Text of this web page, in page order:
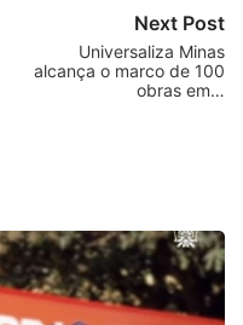
Next Post
Universaliza Minas
alcança o marco de 100
obras em…